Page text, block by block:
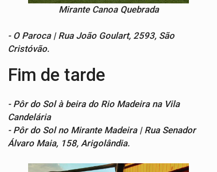
Mirante Canoa Quebrada
- O Paroca | Rua João Goulart, 2593, São
Cristóvão.
Fim de tarde
- Pôr do Sol à beira do Rio Madeira na Vila
Candelária
- Pôr do Sol no Mirante Madeira | Rua Senador
Álvaro Maia, 158, Arigolândia.